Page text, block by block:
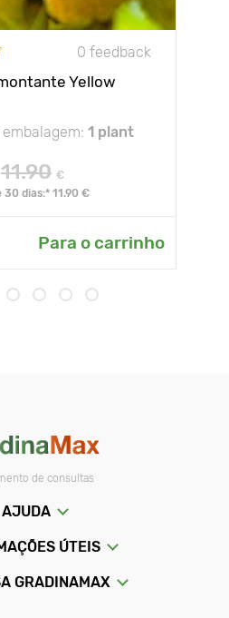
0 feedback
Yellow
1 plant
11.90 €
30 dias:* 11.90 €
Para o carrinho
de consultas
AJUDA
ÚTEIS
GRADINAMAX